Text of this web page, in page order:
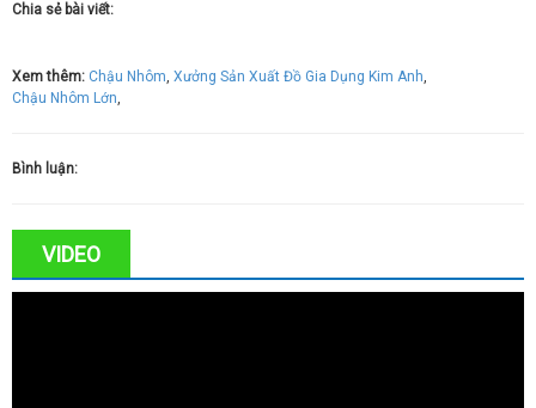
Chia sẻ bài viết:
Xem thêm: Chậu Nhôm, Xưởng Sản Xuất Đồ Gia Dụng Kim Anh,
Chậu Nhôm Lớn,
Bình luận:
VIDEO